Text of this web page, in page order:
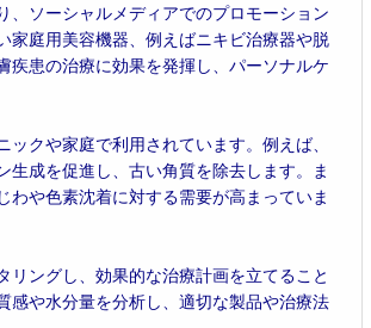
、ソーシャルメディアでのプロモーション
家庭用美容機器、例えばニキビ治療器や脱
患の治療に効果を発揮し、パーソナルケ
クや家庭で利用されています。例えば、
成を促進し、古い角質を除去します。ま
や色素沈着に対する需要が高まっていま
ングし、効果的な治療計画を立てること
感や水分量を分析し、適切な製品や治療法